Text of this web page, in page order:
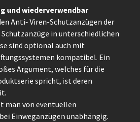
und wiederverwendbar
Anti- Viren-Schutzanzügen der
Schutzanzüge in unterschiedlichen
sind optional auch mit
kompatibel. Ein
Argument, welches für die
spricht, ist deren
man von eventuellen
Einweganzügen unabhängig.